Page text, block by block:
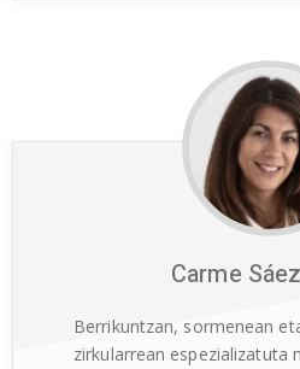
Carme
Berrikuntzan, sormenean
zirkularrean espezializatuta